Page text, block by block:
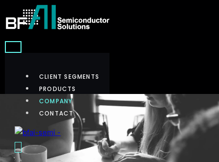
CLIENT SEGMENTS
PRODUCTS
COMPANY
CONTACT